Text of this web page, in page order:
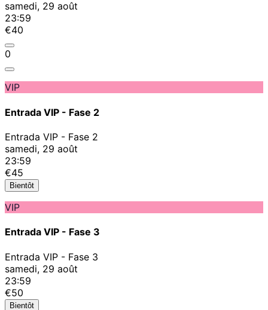
samedi, 29 août
23:59
€40
0
VIP
Entrada VIP - Fase 2
Entrada VIP - Fase 2
samedi, 29 août
23:59
€45
Bientôt
VIP
Entrada VIP - Fase 3
Entrada VIP - Fase 3
samedi, 29 août
23:59
€50
Bientôt